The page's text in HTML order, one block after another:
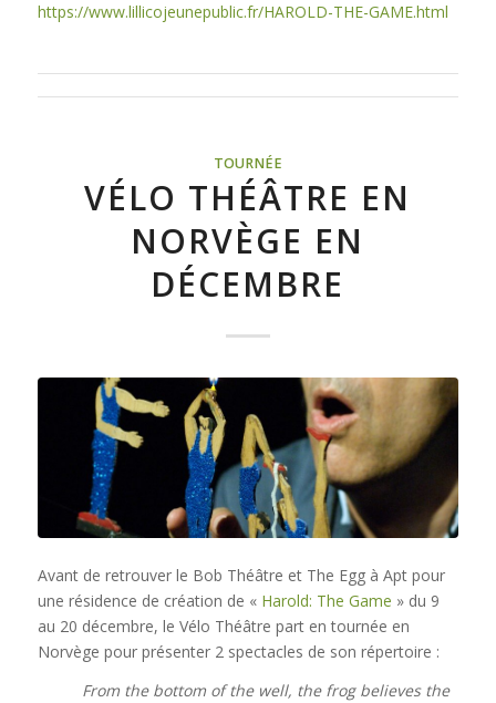
https://www.lillicojeunepublic.fr/HAROLD-THE-GAME.html
TOURNÉE
VÉLO THÉÂTRE EN
NORVÈGE EN
DÉCEMBRE
Avant de retrouver le Bob Théâtre et The Egg à Apt pour
une résidence de création de « Harold: The Game » du 9
au 20 décembre, le Vélo Théâtre part en tournée en
Norvège pour présenter 2 spectacles de son répertoire :
From the bottom of the well, the frog believes the